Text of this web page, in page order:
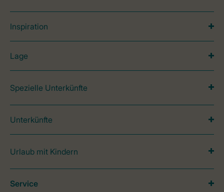
Inspiration
Lage
Spezielle Unterkünfte
Unterkünfte
Urlaub mit Kindern
Service